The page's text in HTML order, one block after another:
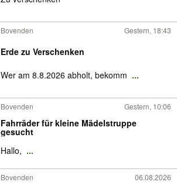
Bovenden Gestern, 18:43
Erde zu Verschenken
Wer am 8.8.2026 abholt, bekomm ...
Bovenden Gestern, 10:06
Fahrräder für kleine Mädelstruppe
gesucht
Hallo, ...
Bovenden 06.08.2026